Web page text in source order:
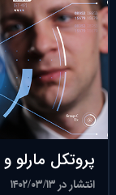
پروتکل مارلو
انتشار در ۱۴۰۲/۰۳/۱۳